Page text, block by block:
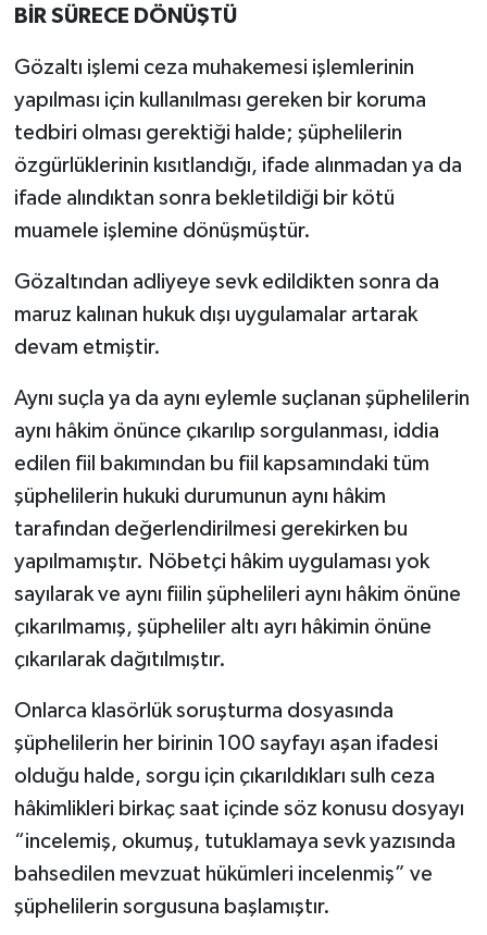
BİR SÜRECE DÖNÜŞTÜ
Gözaltı işlemi ceza muhakemesi işlemlerinin
yapılması için kullanılması gereken bir koruma
tedbiri olması gerektiği halde; şüphelilerin
özgürlüklerinin kısıtlandığı, ifade alınmadan ya da
ifade alındıktan sonra bekletildiği bir kötü
muamele işlemine dönüşmüştür.
Gözaltından adliyeye sevk edildikten sonra da
maruz kalınan hukuk dışı uygulamalar artarak
devam etmiştir.
Aynı suçla ya da aynı eylemle suçlanan şüphelilerin
aynı hâkim önünce çıkarılıp sorgulanması, iddia
edilen fiil bakımından bu fiil kapsamındaki tüm
şüphelilerin hukuki durumunun aynı hâkim
tarafından değerlendirilmesi gerekirken bu
yapılmamıştır. Nöbetçi hâkim uygulaması yok
sayılarak ve aynı fiilin şüphelileri aynı hâkim önüne
çıkarılmamış, şüpheliler altı ayrı hâkimin önüne
çıkarılarak dağıtılmıştır.
Onlarca klasörlük soruşturma dosyasında
şüphelilerin her birinin 100 sayfayı aşan ifadesi
olduğu halde, sorgu için çıkarıldıkları sulh ceza
hâkimlikleri birkaç saat içinde söz konusu dosyayı
“incelemiş, okumuş, tutuklamaya sevk yazısında
bahsedilen mevzuat hükümleri incelenmiş” ve
şüphelilerin sorgusuna başlamıştır.